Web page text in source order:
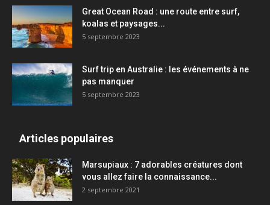
Great Ocean Road : une route entre surf,
koalas et paysages...
5 septembre 2023
Surf trip en Australie : les événements à ne
pas manquer
5 septembre 2023
Articles populaires
Marsupiaux : 7 adorables créatures dont
vous allez faire la connaissance...
2 septembre 2021